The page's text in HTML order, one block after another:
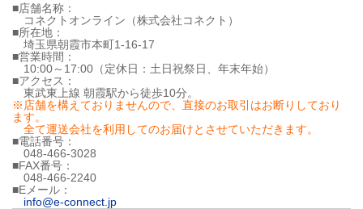
■店舗名称：
コネクトオンライン（株式会社コネクト）
■所在地：
埼玉県朝霞市本町1-16-17
■営業時間：
10:00～17:00（定休日：土日祝祭日、年末年始）
■アクセス：
東武東上線 朝霞駅から徒歩10分。
※店舗を構えておりませんので、直接のお取引はお断りしており
ます。
全て運送会社を利用してのお届けとさせていただきます。
■電話番号：
048-466-3028
■FAX番号：
048-466-2240
■Eメール：
info@e-connect.jp